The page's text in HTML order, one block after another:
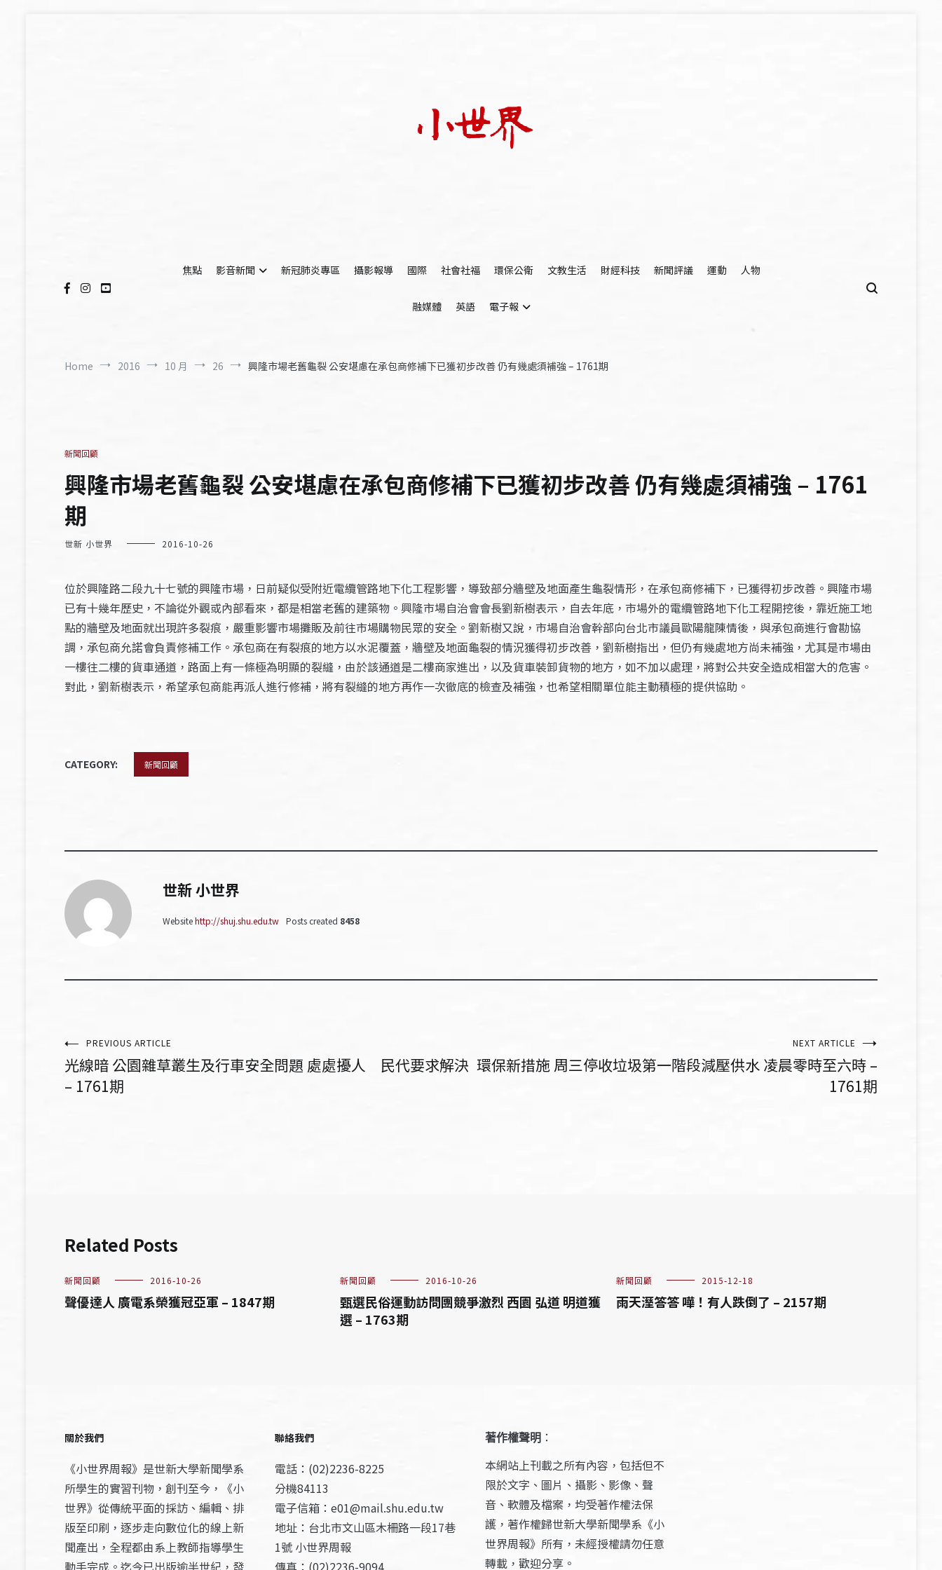
焦點
影音新聞 新冠肺炎專區 攝影報導 國際 社會社福 環保公衛 文教生活 財經科技 新聞評議 運動 人物
融媒體 英語 電子報
Home 2016 10 月 26 興隆市場老舊龜裂 公安堪慮在承包商修補下已獲初步改善 仍有幾處須補強 – 1761期
新聞回顧
興隆市場老舊龜裂 公安堪慮在承包商修補下已獲初步改善 仍有幾處須補強 – 1761
期
世新 小世界 2016-10-26
位於興隆路二段九十七號的興隆市場，日前疑似受附近電纜管路地下化工程影響，導致部分牆壁及地面產生龜裂情形，在承包商修補下，已獲得初步改善。興隆市場
已有十幾年歷史，不論從外觀或內部看來，都是相當老舊的建築物。興隆市場自治會會長劉新樹表示，自去年底，市場外的電纜管路地下化工程開挖後，靠近施工地
點的牆壁及地面就出現許多裂痕，嚴重影響市場攤販及前往市場購物民眾的安全。劉新樹又說，市場自治會幹部向台北市議員歐陽龍陳情後，與承包商進行會勘協
調，承包商允諾會負責修補工作。承包商在有裂痕的地方以水泥覆蓋，牆壁及地面龜裂的情況獲得初步改善，劉新樹指出，但仍有幾處地方尚未補強，尤其是市場由
一樓往二樓的貨車通道，路面上有一條極為明顯的裂縫，由於該通道是二樓商家進出，以及貨車裝卸貨物的地方，如不加以處理，將對公共安全造成相當大的危害。
對此，劉新樹表示，希望承包商能再派人進行修補，將有裂縫的地方再作一次徹底的檢查及補強，也希望相關單位能主動積極的提供協助。
CATEGORY: 新聞回顧
世新 小世界
Websitehttp://shuj.shu.edu.tw Posts created 8458
文
章
PREVIOUS ARTICLE
光線暗 公園雜草叢生及行車安全問題 處處擾人 民代要求解決
– 1761期
NEXT ARTICLE
環保新措施 周三停收垃圾第一階段減壓供水 凌晨零時至六時 –
1761期
Related Posts
新聞回顧 2016-10-26
聲優達人 廣電系榮獲冠亞軍 – 1847期
新聞回顧 2016-10-26
甄選民俗運動訪問團競爭激烈 西園 弘道 明道獲
選 – 1763期
新聞回顧 2015-12-18
雨天溼答答 嘩！有人跌倒了 – 2157期
關於我們
《小世界周報》是世新大學新聞學系
所學生的實習刊物，創刊至今，《小
世界》從傳統平面的採訪、編輯、排
版至印刷，逐步走向數位化的線上新
聞產出，全程都由系上教師指導學生
動手完成。迄今已出版逾半世紀，發
聯絡我們
電話：(02)2236-8225
分機84113
電子信箱：e01@mail.shu.edu.tw
地址：台北市文山區木柵路一段17巷
1號 小世界周報
傳真：(02)2236-9094
著作權聲明 ：
本網站上刊載之所有內容，包括但不
限於文字、圖片、攝影、影像、聲
音、軟體及檔案，均受著作權法保
護，著作權歸世新大學新聞學系《小
世界周報》所有，未經授權請勿任意
轉載，歡迎分享。